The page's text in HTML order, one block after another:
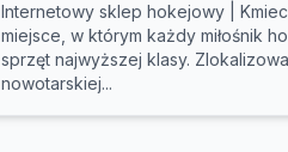
Internetowy sklep hokejowy |
miejsce, w którym każdy miłośnik
sprzęt najwyższej klasy.
nowotarskiej...